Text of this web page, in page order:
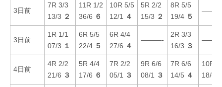
3日前
7R 3/3
13/3 ２
11R 1/2
36/6 ６
10R 5/5
12/1
４
5R 2/2
15/3 ２
8R 5/5
19/4 ５
3日前
1R 1/1
07/3 １
6R 5/5
22/4 ５
6R 4/4
27/6 ４
———-
2R 3/3
16/3 ３
4日前
4R 2/2
21/6 ３
5R 4/4
17/6 ６
7R 2/2
05/1
３
9R 6/6
08/1
３
7R 6/6
14/5 ４
10R
18/6